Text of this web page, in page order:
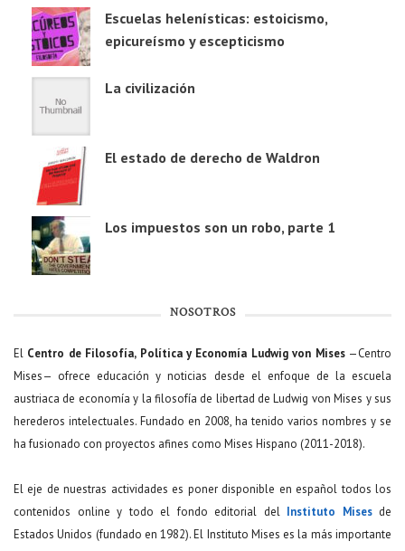
Escuelas helenísticas: estoicismo,
epicureísmo y escepticismo
La civilización
El estado de derecho de Waldron
Los impuestos son un robo, parte 1
NOSOTROS
El Centro de Filosofía, Política y Economía Ludwig von Mises—Centro
Mises— ofrece educación y noticias desde el enfoque de la escuela
austriaca de economía y la filosofía de libertad de Ludwig von Mises y sus
herederos intelectuales. Fundado en 2008, ha tenido varios nombres y se
ha fusionado con proyectos afines como Mises Hispano (2011-2018).
El eje de nuestras actividades es poner disponible en español todos los
contenidos online y todo el fondo editorial del Instituto Misesde
Estados Unidos (fundado en 1982). El Instituto Mises es la más importante